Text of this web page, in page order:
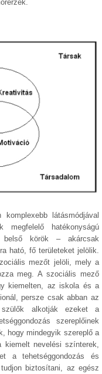
látásmódjával
hatékonyságú
belső körök – akárcsak
ható, fő területeket jelölik.
mezőt jelöli, mely a
meg. A szociális mező
kiemelten, az iskola és a
persze csak abban az
alkotják ezeket a
szereplőinek
hogy mindegyik szereplő a
kiemelt nevelési színterek,
a tehetséggondozás és
biztosítani, az egész